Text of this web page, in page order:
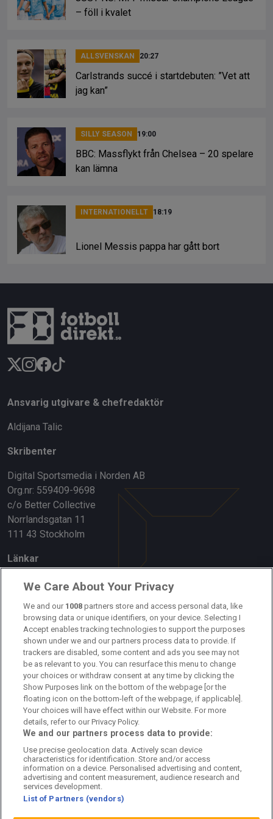
– föll i kvalet
ALLSVENSKAN 20:27
Carlstrands succé i startdebuten: ”Vet att
jag kan”
SILLY SEASON 19:00
BBC: Massflykt från Chelsea – 20 spelare
kan lämna
INTERNATIONELLT 18:19
Lionel Messis pappa har gått bort
Ansvarig utgivare & chefredaktör
Aldijana Talic
Skribenter
Digital Sportsmedia i Norden AB
Org.nr: 559409-9698
c/o Better Collective
Norrlandsgatan 11
111 43 Stockholm
Länkar
Om oss
Kontakta oss
Kundtjänst
Sponsor: Rekatochklart
Annonsera på Fotbolldirekt
Redaktionell policy
Personuppgiftspolicy
Cookiepolicy
Arkiv
We Care About Your Privacy
We and our 1008 partners store and access personal data, like
browsing data or unique identifiers, on your device. Selecting I
Accept enables tracking technologies to support the purposes
shown under we and our partners process data to provide. If
trackers are disabled, some content and ads you see may not
be as relevant to you. You can resurface this menu to change
your choices or withdraw consent at any time by clicking the
Show Purposes link on the bottom of the webpage [or the
floating icon on the bottom-left of the webpage, if applicable].
Your choices will have effect within our Website. For more
details, refer to our Privacy Policy.
We and our partners process data to provide:
Use precise geolocation data. Actively scan device
characteristics for identification. Store and/or access
information on a device. Personalised advertising and content,
advertising and content measurement, audience research and
services development.
List of Partners (vendors)